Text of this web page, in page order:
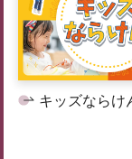
キッズならけ